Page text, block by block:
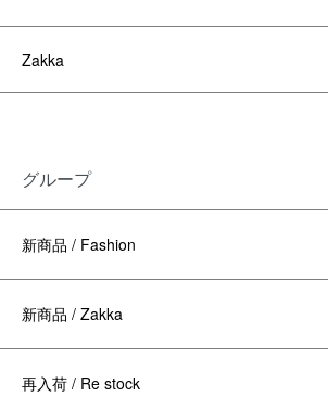
Zakka
グループ
新商品 / Fashion
新商品 / Zakka
再入荷 / Re stock